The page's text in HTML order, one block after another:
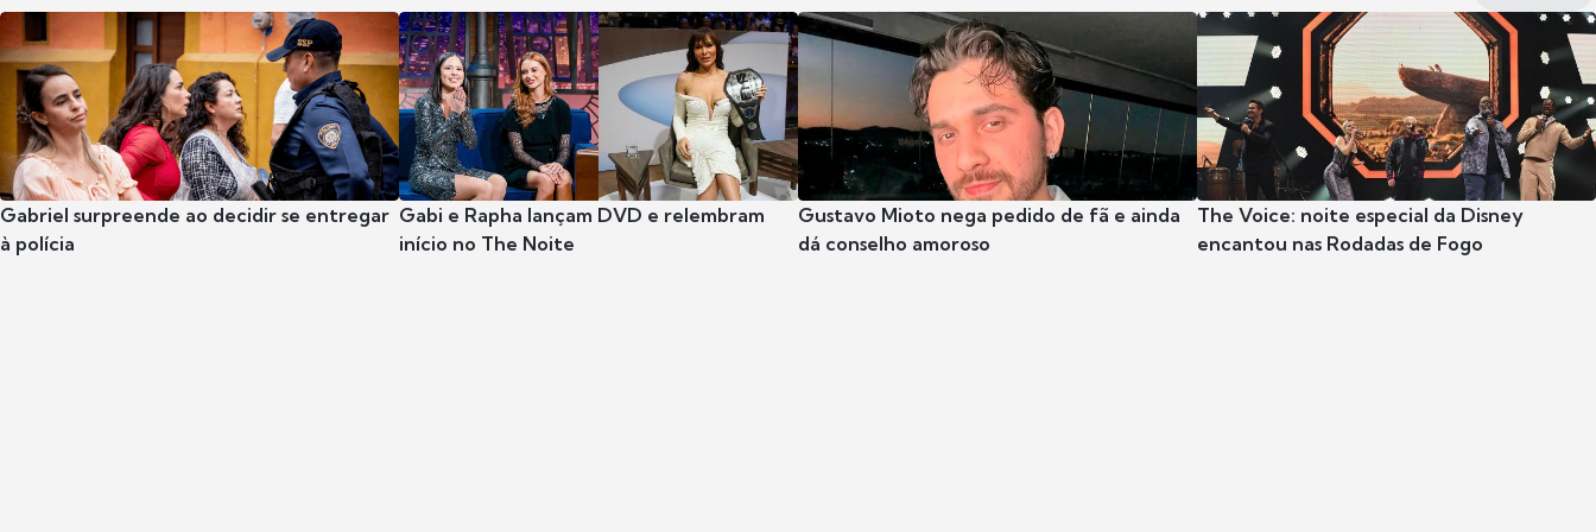
Gabriel surpreende ao decidir se entregar
à polícia
Gabi e Rapha lançam DVD e relembram
início no The Noite
Gustavo Mioto nega pedido de fã e ainda
dá conselho amoroso
The Voice: noite especial da Disney
encantou nas Rodadas de Fogo